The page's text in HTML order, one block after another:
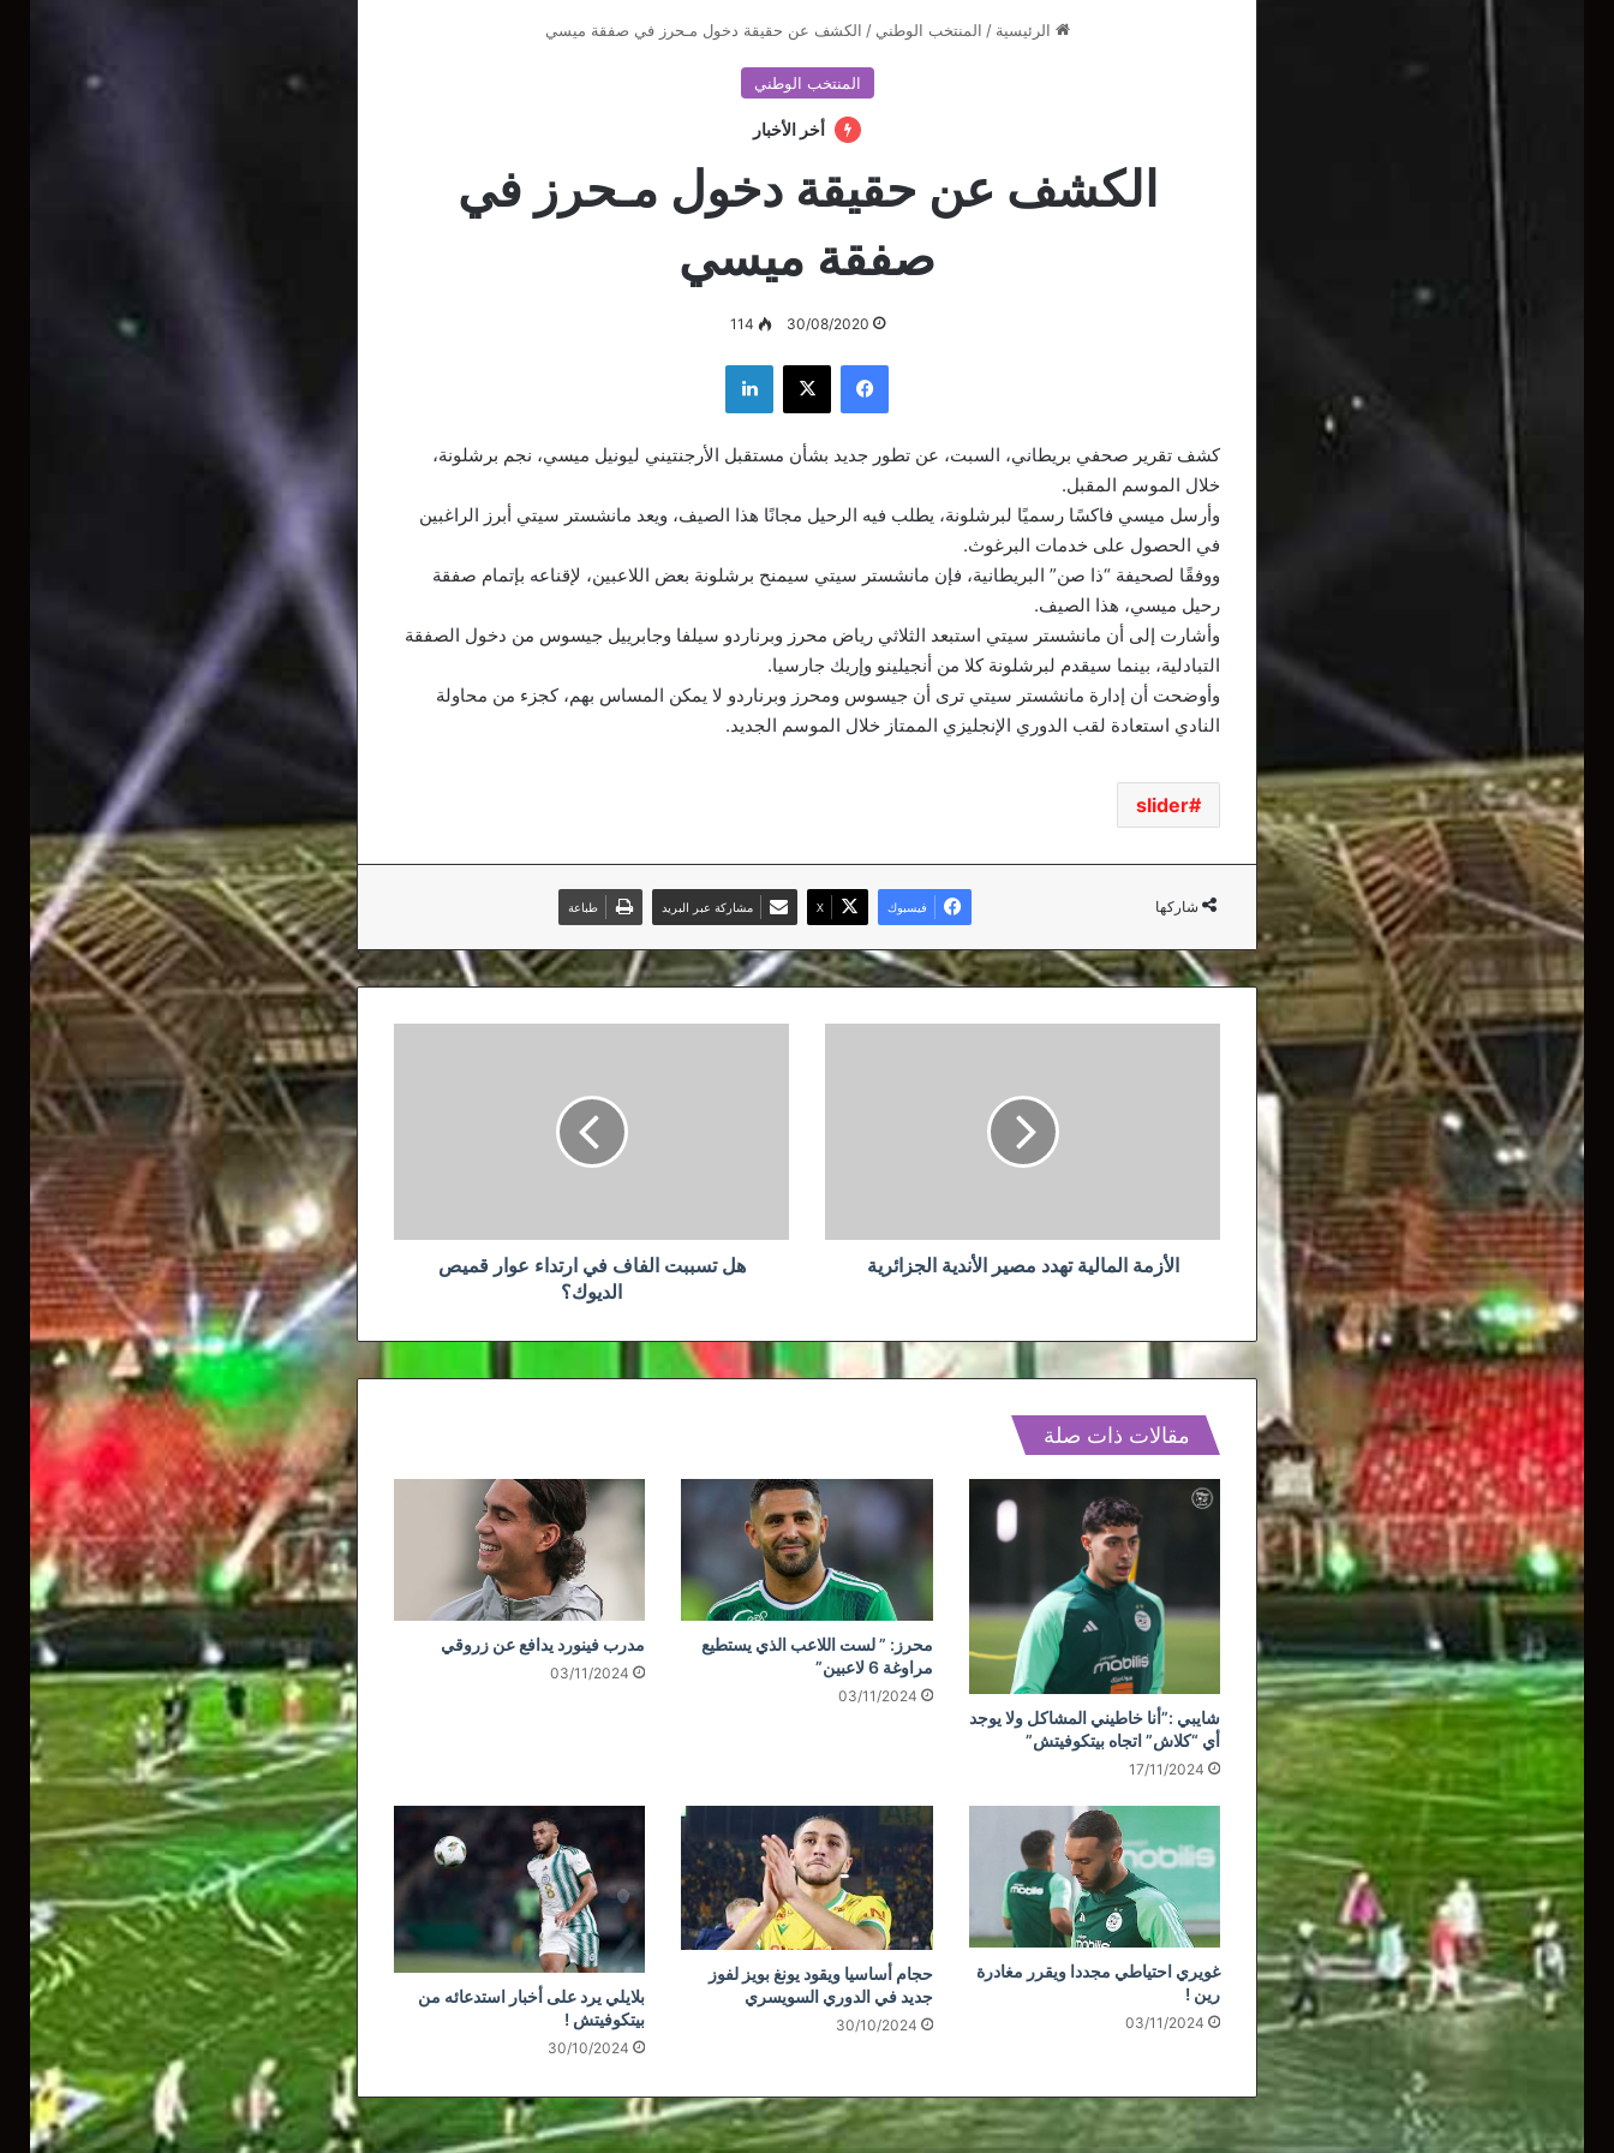
الرئيسية / المنتخب الوطني / الكشف عن حقيقة دخول مـحرز في صفقة ميسي
المنتخب الوطني
أخر الأخبار
الكشف عن حقيقة دخول مـحرز في
صفقة ميسي
30/08/2020
114
فيسبوك ‫X لينكدإن
كشف تقرير صحفي بريطاني، السبت، عن تطور جديد بشأن مستقبل الأرجنتيني ليونيل ميسي، نجم برشلونة،
خلال الموسم المقبل.
وأرسل ميسي فاكسًا رسميًا لبرشلونة، يطلب فيه الرحيل مجانًا هذا الصيف، ويعد مانشستر سيتي أبرز الراغبين
في الحصول على خدمات البرغوث.
ووفقًا لصحيفة “ذا صن” البريطانية، فإن مانشستر سيتي سيمنح برشلونة بعض اللاعبين، لإقناعه بإتمام صفقة
رحيل ميسي، هذا الصيف.
وأشارت إلى أن مانشستر سيتي استبعد الثلاثي رياض محرز وبرناردو سيلفا وجابرييل جيسوس من دخول الصفقة
التبادلية، بينما سيقدم لبرشلونة كلا من أنجيلينو وإريك جارسيا.
وأوضحت أن إدارة مانشستر سيتي ترى أن جيسوس ومحرز وبرناردو لا يمكن المساس بهم، كجزء من محاولة
النادي استعادة لقب الدوري الإنجليزي الممتاز خلال الموسم الجديد.
slider
شاركها فيسبوك ‫X مشاركة عبر البريد طباعة
الأزمة المالية تهدد مصير الأندية الجزائرية
هل تسببت الفاف في ارتداء عوار قميص
الديوك؟
مقالات ذات صلة
شايبي :”أنا خاطيني المشاكل ولا يوجد
أي “كلاش” اتجاه بيتكوفيتش”
17/11/2024
محرز: ” لست اللاعب الذي يستطيع
مراوغة 6 لاعبين”
03/11/2024
مدرب فينورد يدافع عن زروقي
03/11/2024
غويري احتياطي مجددا ويقرر مغادرة
رين !
03/11/2024
حجام أساسيا ويقود يونغ بويز لفوز
جديد في الدوري السويسري
30/10/2024
بلايلي يرد على أخبار استدعائه من
بيتكوفيتش !
30/10/2024